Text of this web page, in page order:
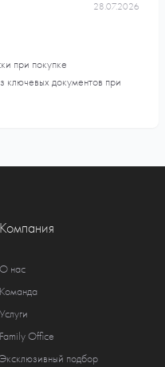
28.07.2026
при покупке
ключевых документов при
Компания
О нас
Команда
Услуги
Family Office
Эксклюзивный подбор